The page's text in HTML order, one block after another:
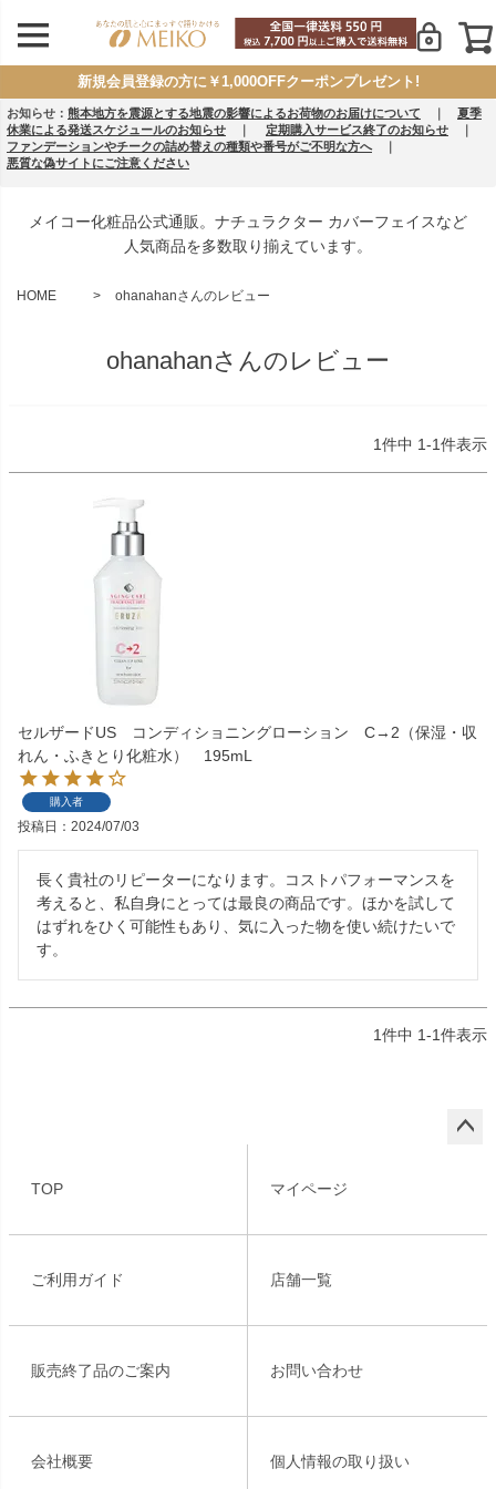
新規会員登録の方に￥1,000OFFクーポンプレゼント!
お知らせ： 熊本地方を震源とする地震の影響によるお荷物のお届けについて ｜ 夏季
休業による発送スケジュールのお知らせ ｜ 定期購入サービス終了のお知らせ ｜
ファンデーションやチークの詰め替えの種類や番号がご不明な方へ｜
悪質な偽サイトにご注意ください
メイコー化粧品公式通販。ナチュラクター カバーフェイスなど
人気商品を多数取り揃えています。
HOME ohanahanさんのレビュー
ohanahanさんのレビュー
1件中 1-1件表示
セルザードUS コンディショニングローション C→2（保湿・収
れん・ふきとり化粧水） 195mL
購入者
投稿日 2024/07/03
長く貴社のリピーターになります。コストパフォーマンスを
考えると、私自身にとっては最良の商品です。ほかを試して
はずれをひく可能性もあり、気に入った物を使い続けたいで
す。
1件中 1-1件表示
TOP マイページ
ご利用ガイド 店舗一覧
販売終了品のご案内 お問い合わせ
会社概要 個人情報の取り扱い